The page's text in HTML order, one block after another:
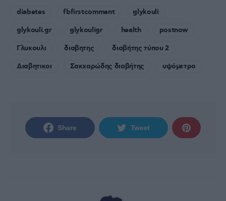
diabetes fbfirstcomment
glykouli
glykouli.gr
glykouligr health
postnow
Γλυκουλι
διαβητης
διαβήτης τύπου 2
Διαβητικοι
Σακχαρώδης διαβήτης υψόμετρο
Share Tweet